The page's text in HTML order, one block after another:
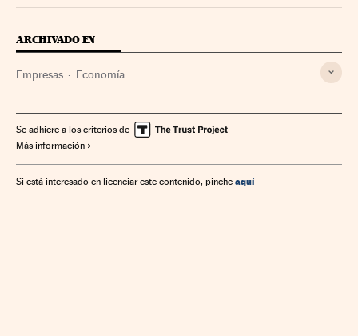
ARCHIVADO EN
Empresas Economía
Se adhiere a los criterios de
Más información
Si está interesado en licenciar este contenido, pinche aquí